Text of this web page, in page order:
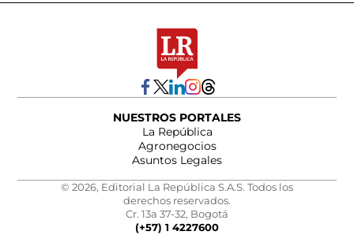
NUESTROS PORTALES
La República
Agronegocios
Asuntos Legales
© 2026, Editorial La República S.A.S. Todos los
derechos reservados.
Cr. 13a 37-32, Bogotá
(+57) 1 4227600